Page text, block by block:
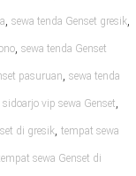
, sewa tenda Genset gresik,
, sewa tenda Genset
pasuruan, sewa tenda
sidoarjo vip sewa Genset,
di gresik, tempat sewa
sewa Genset di